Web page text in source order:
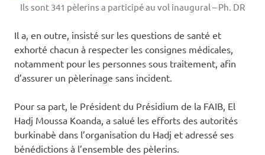
Ils sont 341 pèlerins a participé au vol inaugural – Ph. DR
Il a, en outre, insisté sur les questions de santé et
exhorté chacun à respecter les consignes médicales,
notamment pour les personnes sous traitement, afin
d’assurer un pèlerinage sans incident.
Pour sa part, le Président du Présidium de la FAIB, El
Hadj Moussa Koanda, a salué les efforts des autorités
burkinabè dans l’organisation du Hadj et adressé ses
bénédictions à l’ensemble des pèlerins.